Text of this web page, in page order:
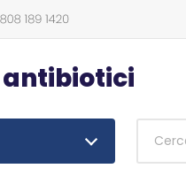
antibiotici